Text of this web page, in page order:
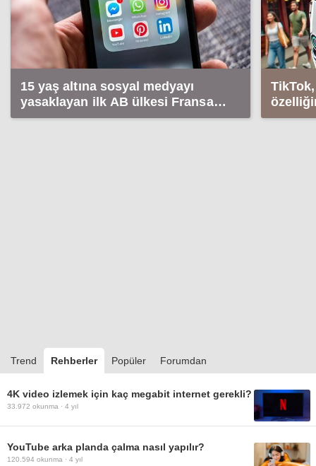
15 yaş altına sosyal medyayı
yasaklayan ilk AB ülkesi Fransa
oldu
Trend Rehberler Popüler Forumdan
4K video izlemek için kaç megabit internet gerekli?
33.972 okunma · 4 yıl
YouTube arka planda çalma nasıl yapılır?
120.594 okunma · 4 yıl